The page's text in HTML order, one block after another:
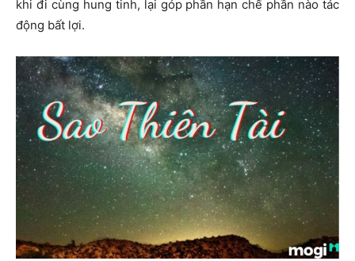
khi đi cùng hung tinh, lại góp phần hạn chế phần nào tác
động bất lợi.